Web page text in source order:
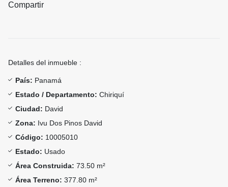
Compartir
Detalles del inmueble :
País: Panamá
Estado / Departamento: Chiriquí
Ciudad: David
Zona: Ivu Dos Pinos David
Código: 10005010
Estado: Usado
Área Construida: 73.50 m²
Área Terreno: 377.80 m²